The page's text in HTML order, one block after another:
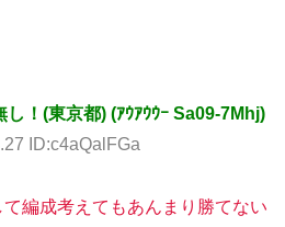
！(東京都) (ｱｳｱｳｳｰ Sa09-7Mhj)
ID:c4aQalFGa
編成考えてもあんまり勝てない